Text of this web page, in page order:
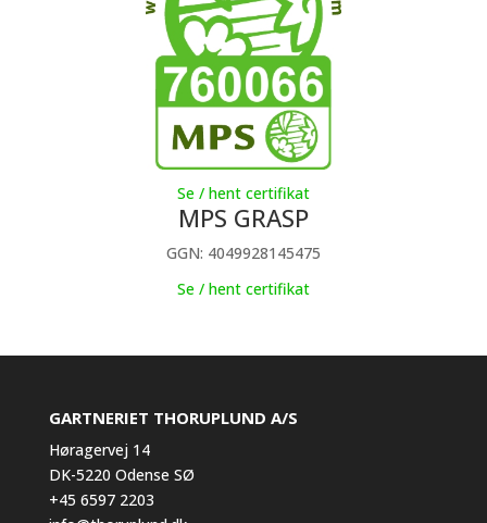
Se / hent certifikat
MPS GRASP
GGN: 4049928145475
Se / hent certifikat
GARTNERIET THORUPLUND A/S
Høragervej 14
DK-5220 Odense SØ
+45 6597 2203